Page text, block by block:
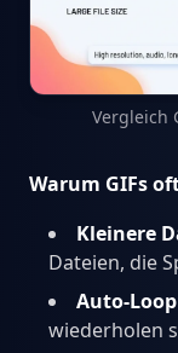
Vergleich
Warum GIFs
Kleinere
Dateien, die
Auto-Loop
wiederholen